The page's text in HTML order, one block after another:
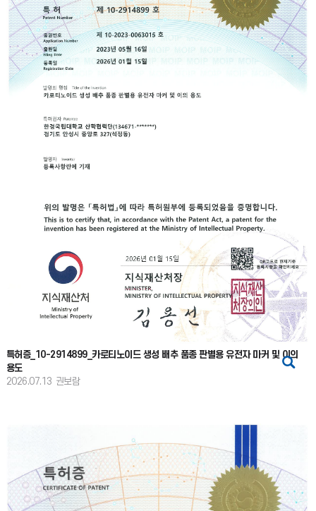
특허증_10-2914899_카로티노이드 생성 배추 품종 판별용 유전자 마커 및 이의
용도
2026.07.13 권보람